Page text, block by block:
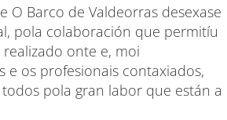
O Barco de Valdeorras desexase
pola colaboración que permitíu
onte e, moi
e os profesionais contaxiados,
pola gran labor que están a